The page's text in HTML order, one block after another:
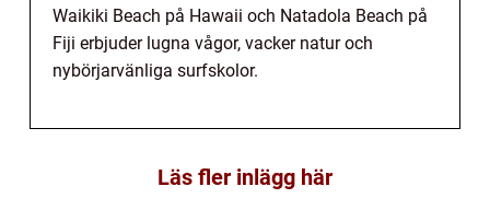
Waikiki Beach på Hawaii och Natadola Beach på
Fiji erbjuder lugna vågor, vacker natur och
nybörjarvänliga surfskolor.
Läs fler inlägg här